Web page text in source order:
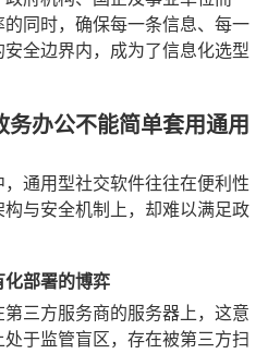
同时，确保每一条信息、每一
全边界内，成为了信息化选型
办公不能简单套用通用
通用型社交软件往往在便利性
构与安全机制上，却难以满足政
部署的博弈
三方服务商的服务器上，这意
于监管盲区，存在被第三方扫